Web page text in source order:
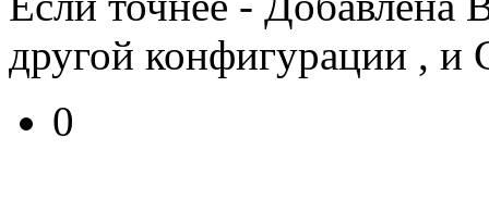
другой конфигурации , и
0